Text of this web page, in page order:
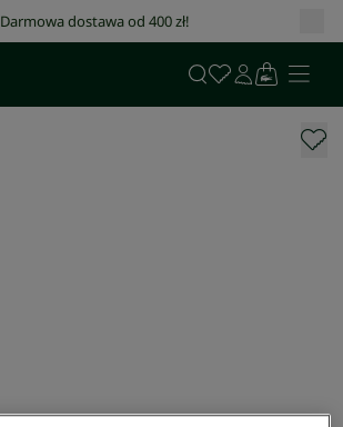
Darmowa dostawa od 400 zł!